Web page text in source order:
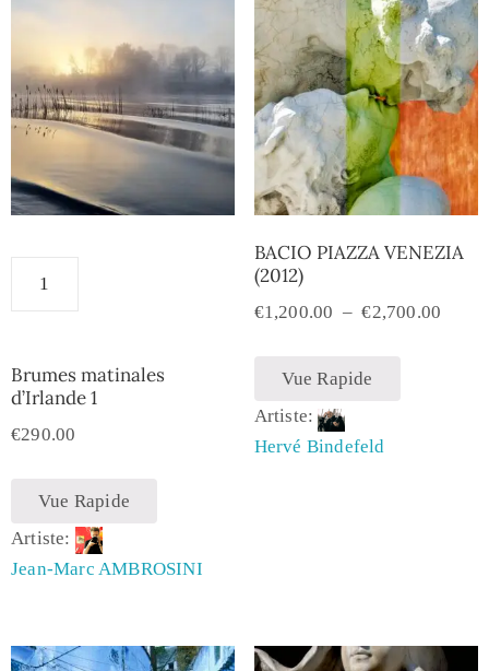
Brumes matinales
d’Irlande 1
€290.00
Vue Rapide
Artiste:
Jean-Marc AMBROSINI
BACIO PIAZZA VENEZIA
(2012)
€1,200.00 – €2,700.00
Vue Rapide
Artiste:
Hervé Bindefeld